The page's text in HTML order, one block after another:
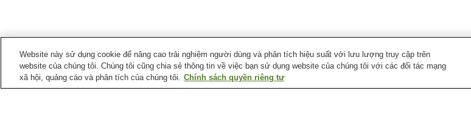
Ga xe lửa tại Thị trấn Aridagawa
Website này sử dụng cookie để nâng cao trải nghiệm người dùng và phân tích hiệu suất với lưu lượng truy cập trên
website của chúng tôi. Chúng tôi cũng chia sẻ thông tin về việc bạn sử dụng website của chúng tôi với các đối tác mạng
xã hội, quảng cáo và phân tích của chúng tôi. Chính sách quyền riêng tư